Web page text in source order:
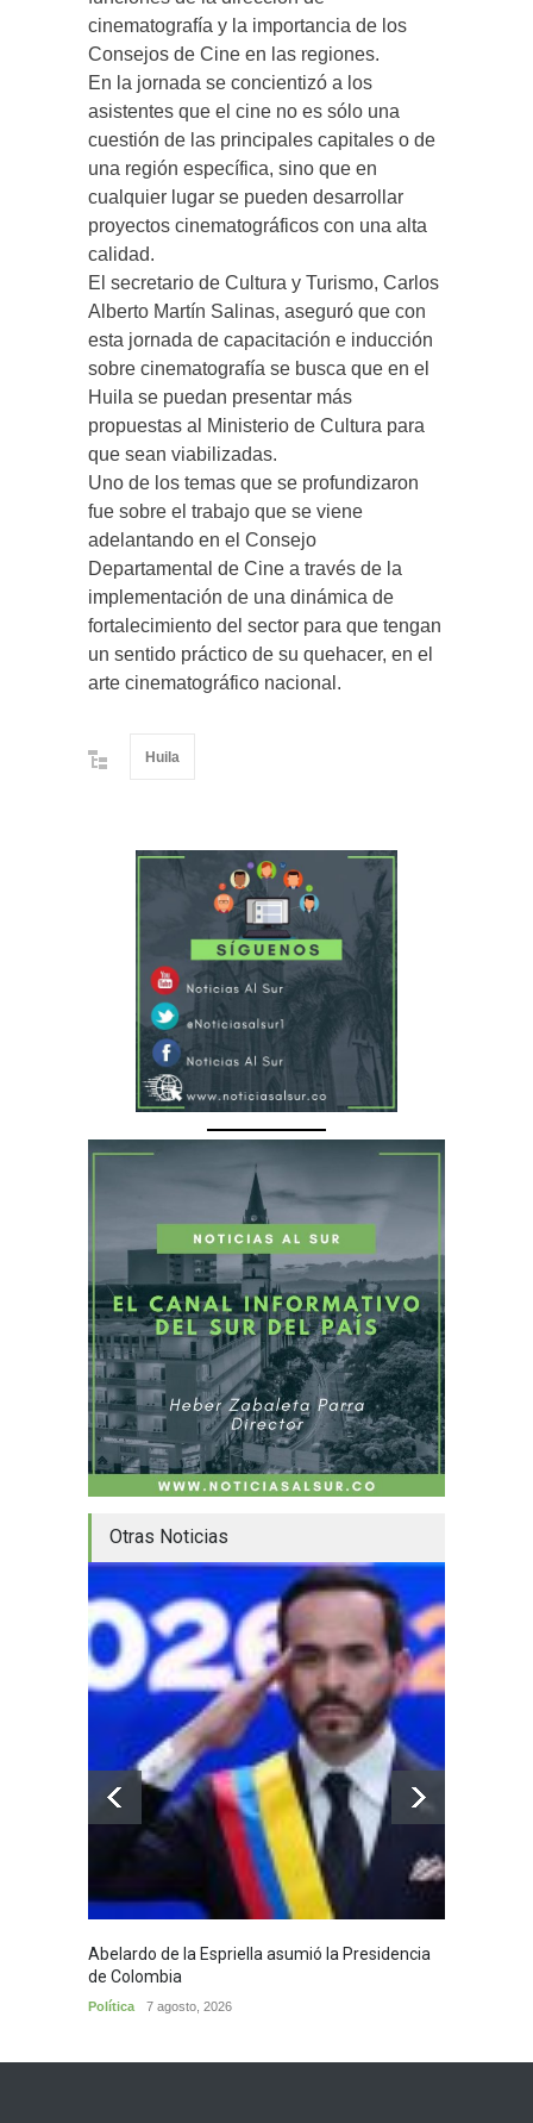
cinematografía y la importancia de los
Consejos de Cine en las regiones.
En la jornada se concientizó a los
asistentes que el cine no es sólo una
cuestión de las principales capitales o de
una región específica, sino que en
cualquier lugar se pueden desarrollar
proyectos cinematográficos con una alta
calidad.
El secretario de Cultura y Turismo, Carlos
Alberto Martín Salinas, aseguró que con
esta jornada de capacitación e inducción
sobre cinematografía se busca que en el
Huila se puedan presentar más
propuestas al Ministerio de Cultura para
que sean viabilizadas.
Uno de los temas que se profundizaron
fue sobre el trabajo que se viene
adelantando en el Consejo
Departamental de Cine a través de la
implementación de una dinámica de
fortalecimiento del sector para que tengan
un sentido práctico de su quehacer, en el
arte cinematográfico nacional.
Huila
Otras Noticias
Abelardo de la Espriella asumió la Presidencia
de Colombia
Política 7 agosto, 2026